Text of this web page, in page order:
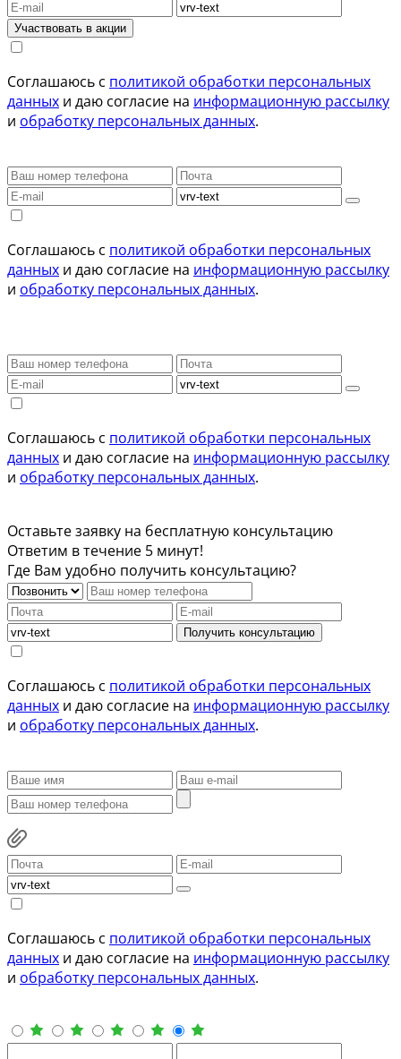
Участвовать в акции
Соглашаюсь с политикой обработки персональных
данных и даю согласие на информационную рассылку
и обработку персональных данных.
Соглашаюсь с политикой обработки персональных
данных и даю согласие на информационную рассылку
и обработку персональных данных.
Соглашаюсь с политикой обработки персональных
данных и даю согласие на информационную рассылку
и обработку персональных данных.
Оставьте заявку на бесплатную консультацию
Ответим в течение 5 минут!
Где Вам удобно получить консультацию?
Получить консультацию
Соглашаюсь с политикой обработки персональных
данных и даю согласие на информационную рассылку
и обработку персональных данных.
Соглашаюсь с политикой обработки персональных
данных и даю согласие на информационную рассылку
и обработку персональных данных.